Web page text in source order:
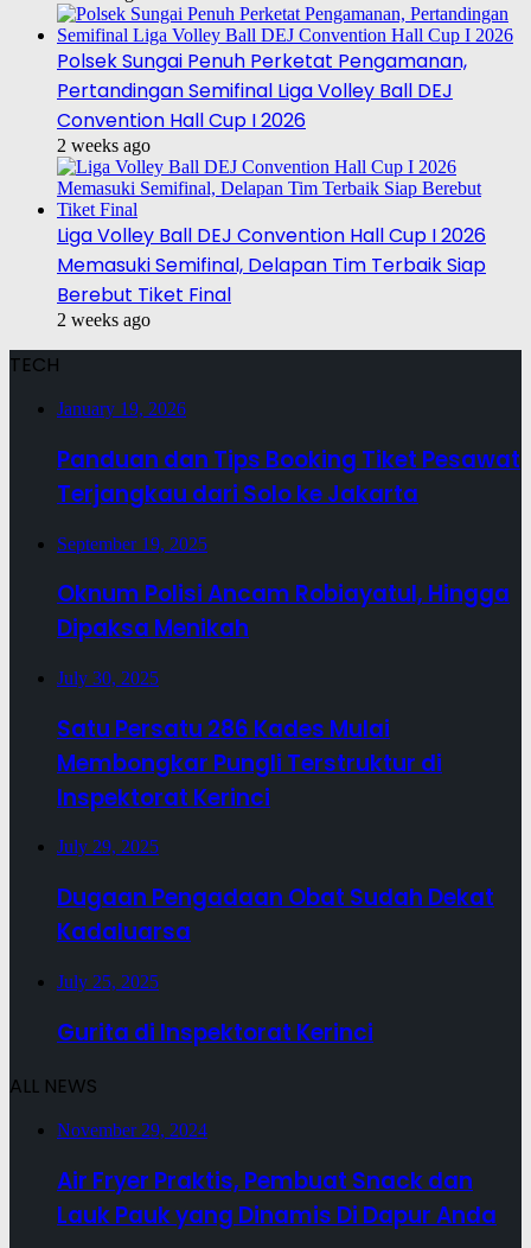
Polsek Sungai Penuh Perketat Pengamanan,
Pertandingan Semifinal Liga Volley Ball DEJ
Convention Hall Cup I 2026
2 weeks ago
Liga Volley Ball DEJ Convention Hall Cup I 2026
Memasuki Semifinal, Delapan Tim Terbaik Siap
Berebut Tiket Final
2 weeks ago
TECH
January 19, 2026
Panduan dan Tips Booking Tiket Pesawat
Terjangkau dari Solo ke Jakarta
September 19, 2025
Oknum Polisi Ancam Robiayatul, Hingga
Dipaksa Menikah
July 30, 2025
Satu Persatu 286 Kades Mulai
Membongkar Pungli Terstruktur di
Inspektorat Kerinci
July 29, 2025
Dugaan Pengadaan Obat Sudah Dekat
Kadaluarsa
July 25, 2025
Gurita di Inspektorat Kerinci
ALL NEWS
November 29, 2024
Air Fryer Praktis, Pembuat Snack dan
Lauk Pauk yang Dinamis Di Dapur Anda